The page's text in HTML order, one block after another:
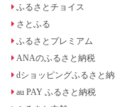
ふるさとチョイス
さとふる
ふるさとプレミアム
ANAのふるさと納税
dショッピングふるさと
au PAY ふるさと納税